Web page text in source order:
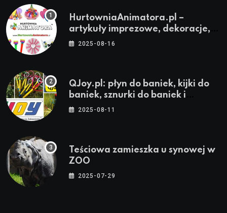
HurtowniaAnimatora.pl –
artykuły imprezowe, dekoracje,
stroje i akcesoria dla animatorów
2025-08-16
QJoy.pl: płyn do baniek, kijki do
baniek, sznurki do baniek i
zestawy do baniek
2025-08-11
Teściowa zamieszka u synowej w
ZOO
2025-07-29